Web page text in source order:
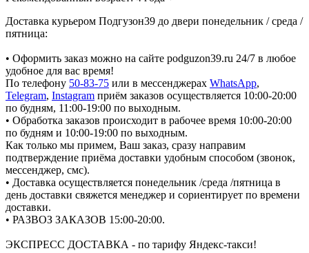
Доставка курьером Подгузон39 до двери понедельник / среда /
пятница:
• Оформить заказ можно на сайте podguzon39.ru 24/7 в любое
удобное для вас время!
По телефону 50-83-75 или в мессенджерах WhatsApp,
Telegram, Instagram приём заказов осуществляется 10:00-20:00
по будням, 11:00-19:00 по выходным.
• Обработка заказов происходит в рабочее время 10:00-20:00
по будням и 10:00-19:00 по выходным.
Как только мы примем, Ваш заказ, сразу направим
подтверждение приёма доставки удобным способом (звонок,
мессенджер, смс).
• Доставка осуществляется понедельник /среда /пятница в
день доставки свяжется менеджер и сориентирует по времени
доставки.
• РАЗВОЗ ЗАКАЗОВ 15:00-20:00.
ЭКСПРЕСС ДОСТАВКА - по тарифу Яндекс-такси!